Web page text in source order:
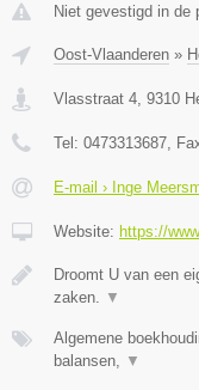
Niet gevestigd in de
Oost-Vlaanderen »
Vlasstraat 4 9310
Tel: 0473313687 ,
E-mail › Inge
Website: https://
Droomt U van een
zaken.
▼
Algemene
balansen,
▼